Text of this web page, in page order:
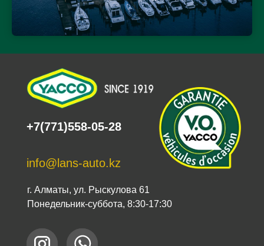
+7(771)558-05-28
info@lans-auto.kz
г. Алматы, ул. Рыскулова 61
Понедельник-суббота, 8:30-17:30